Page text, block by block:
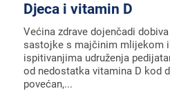
Djeca i vitamin D
Većina zdrave dojenčadi
sastojke s majčinim mlijekom
ispitivanjima udruženja
od nedostatka vitamina D kod
povećan,...